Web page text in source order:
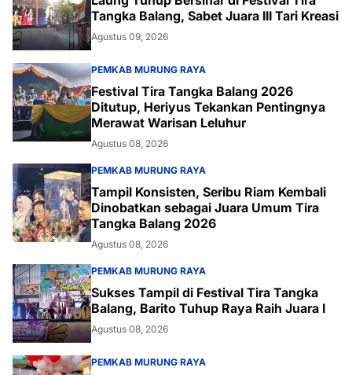
Tangka Balang, Sabet Juara III Tari Kreasi
Agustus 09, 2026
PEMKAB MURUNG RAYA
Festival Tira Tangka Balang 2026
Ditutup, Heriyus Tekankan Pentingnya
Merawat Warisan Leluhur
Agustus 08, 2026
PEMKAB MURUNG RAYA
Tampil Konsisten, Seribu Riam Kembali
Dinobatkan sebagai Juara Umum Tira
Tangka Balang 2026
Agustus 08, 2026
PEMKAB MURUNG RAYA
Sukses Tampil di Festival Tira Tangka
Balang, Barito Tuhup Raya Raih Juara I
Agustus 08, 2026
PEMKAB MURUNG RAYA